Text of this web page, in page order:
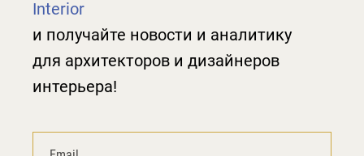
Interior
и получайте новости и аналитику
для архитекторов и дизайнеров
интерьера!